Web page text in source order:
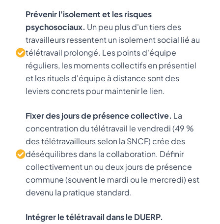
Prévenir l'isolement et les risques
psychosociaux. Un peu plus d'un tiers des
travailleurs ressentent un isolement social lié au
télétravail prolongé. Les points d'équipe
réguliers, les moments collectifs en présentiel
et les rituels d'équipe à distance sont des
leviers concrets pour maintenir le lien.
Fixer des jours de présence collective. La
concentration du télétravail le vendredi (49 %
des télétravailleurs selon la SNCF) crée des
déséquilibres dans la collaboration. Définir
collectivement un ou deux jours de présence
commune (souvent le mardi ou le mercredi) est
devenu la pratique standard.
Intégrer le télétravail dans le DUERP.